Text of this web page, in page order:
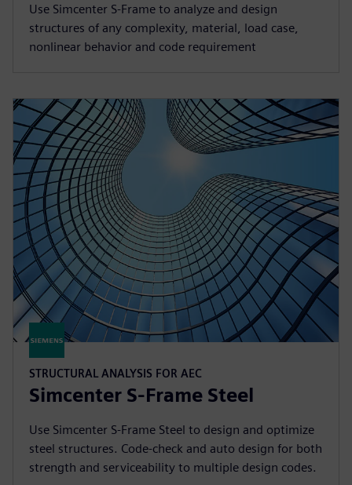
Use Simcenter S‑Frame to analyze and design
structures of any complexity, material, load case,
nonlinear behavior and code requirement
STRUCTURAL ANALYSIS FOR AEC
Simcenter S-Frame Steel
Use Simcenter S-Frame Steel to design and optimize
steel structures. Code-check and auto design for both
strength and serviceability to multiple design codes.